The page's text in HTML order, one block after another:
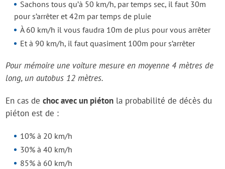
Sachons tous qu’à 50 km/h, par temps sec, il faut 30m
pour s’arrêter et 42m par temps de pluie
À 60 km/h il vous faudra 10m de plus pour vous arrêter
Et à 90 km/h, il faut quasiment 100m pour s’arrêter
Pour mémoire une voiture mesure en moyenne 4 mètres de
long, un autobus 12 mètres.
En cas dechoc avec un piéton la probabilité de décès du
piéton est de :
10% à 20 km/h
30% à 40 km/h
85% à 60 km/h